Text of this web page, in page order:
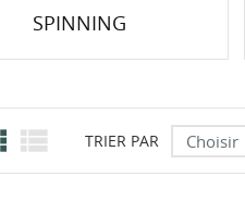
SPINNING
 TRIER PAR Choisir